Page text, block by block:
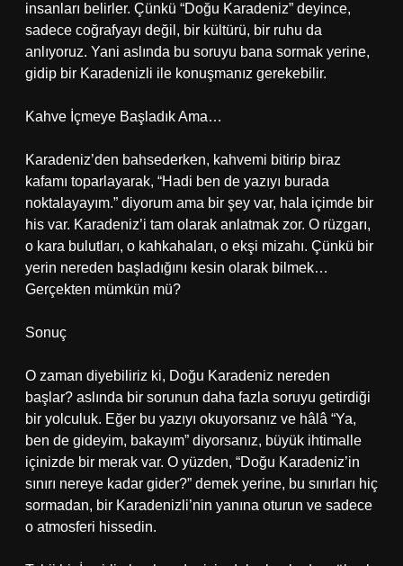
insanları belirler. Çünkü “Doğu Karadeniz” deyince,
sadece coğrafyayı değil, bir kültürü, bir ruhu da
anlıyoruz. Yani aslında bu soruyu bana sormak yerine,
gidip bir Karadenizli ile konuşmanız gerekebilir.
Kahve İçmeye Başladık Ama…
Karadeniz’den bahsederken, kahvemi bitirip biraz
kafamı toparlayarak, “Hadi ben de yazıyı burada
noktalayayım.” diyorum ama bir şey var, hala içimde bir
his var. Karadeniz’i tam olarak anlatmak zor. O rüzgarı,
o kara bulutları, o kahkahaları, o ekşi mizahı. Çünkü bir
yerin nereden başladığını kesin olarak bilmek…
Gerçekten mümkün mü?
Sonuç
O zaman diyebiliriz ki, Doğu Karadeniz nereden
başlar? aslında bir sorunun daha fazla soruyu getirdiği
bir yolculuk. Eğer bu yazıyı okuyorsanız ve hâlâ “Ya,
ben de gideyim, bakayım” diyorsanız, büyük ihtimalle
içinizde bir merak var. O yüzden, “Doğu Karadeniz’in
sınırı nereye kadar gider?” demek yerine, bu sınırları hiç
sormadan, bir Karadenizli’nin yanına oturun ve sadece
o atmosferi hissedin.